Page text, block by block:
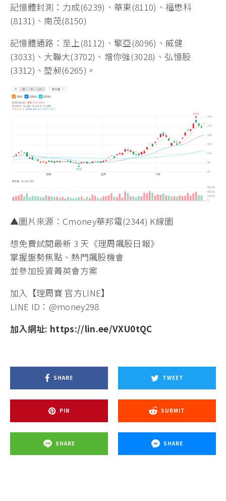
記憶體封測：力成(6239)、華東(8110)、福懋科
(8131)、南茂(8150)
記憶體通路：至上(8112)、擎亞(8096)、威健
(3033)、大聯大(3702)、增你強(3028)、弘憶股
(3312)、堃昶(6265)。
▲圖片來源：Cmoney華邦電(2344) K線圖
想免費試閱最新 3 天《理周飆股日報》
掌握盤勢焦點、熱門飆股機會
並參加投資菁英會方案
加入【理周寶 官方LINE】
LINE ID：@money298
加入網址: https://lin.ee/VXU0tQC
SHARE TWEET
PIN SUBMIT
SHARE SHARE